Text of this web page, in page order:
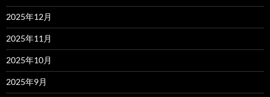
2025年12月
2025年11月
2025年10月
2025年9月